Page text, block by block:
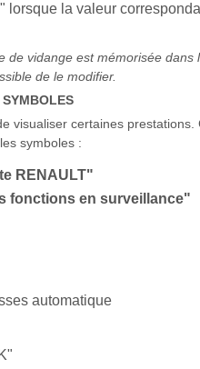
lorsque la valeur
de vidange est mémorisée dans
de le modifier.
visualiser certaines prestations.
symboles :
RENAULT"
fonctions en surveillance"
automatique